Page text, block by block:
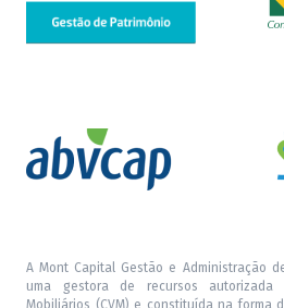
A Mont Capital Gestão e Administração
uma gestora de recursos autorizada
Mobiliários (CVM) e constituída na forma